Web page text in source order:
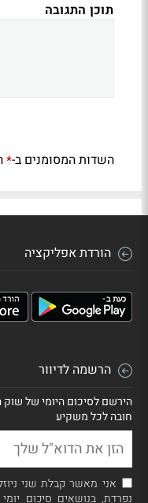
תוכן התגובה
השדות המסומנים ב-*
הורדת אפליקציה
הרשמה לדיוור
הירשם לסיכום היומי של שוק
חובה לכל משקיע
אני מאשר קבלת שני
נפרדת, בנושאים סיכום